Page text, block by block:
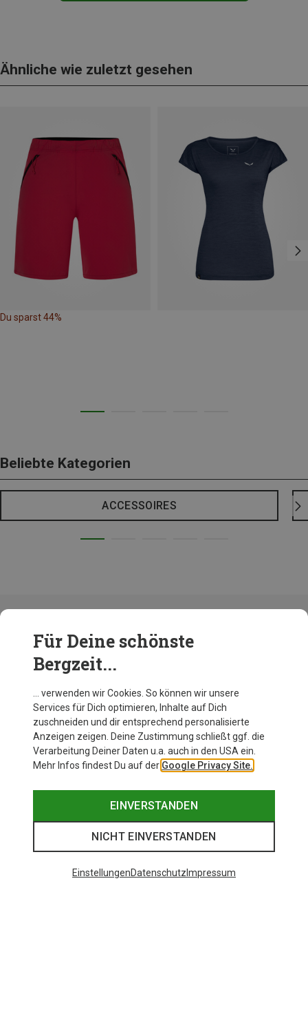
Ähnliche wie zuletzt gesehen
Du sparst 44%
Beliebte Kategorien
ACCESSOIRES
Für Deine schönste
Bergzeit...
… verwenden wir Cookies. So können wir unsere
Services für Dich optimieren, Inhalte auf Dich
zuschneiden und dir entsprechend personalisierte
Anzeigen zeigen. Deine Zustimmung schließt ggf. die
Verarbeitung Deiner Daten u.a. auch in den USA ein.
Mehr Infos findest Du auf der Google Privacy Site.
EINVERSTANDEN
NICHT EINVERSTANDEN
EinstellungenDatenschutz Impressum